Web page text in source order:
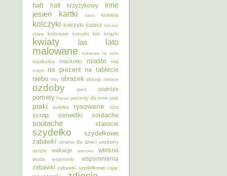
haft haft krzyżykowy inne
jesień kartki kawa kobieta
kolczyki kolczyki sutasz kolczyki
ślubne
kolorowo komplet kot książki
kwiaty las lato
malowane malowane na szkle
maskotka maskotki miasto miś
motyle na prezent na tablecie
niebo noc obrazek obrusy owoce
ozdoby pies podróże
portrety Poznań prezenty dla mnie ptak
ptaki pudełka rysowane róża
scrap serwetki soutache
soutache starocie
szydełko
szydełkowe
zabawki ubrania dla dzieci urodziny
uszyte wakacje warzywa wiosna
woda wspominki
wspomnienia
zabawki zabawki szydełkowe zając